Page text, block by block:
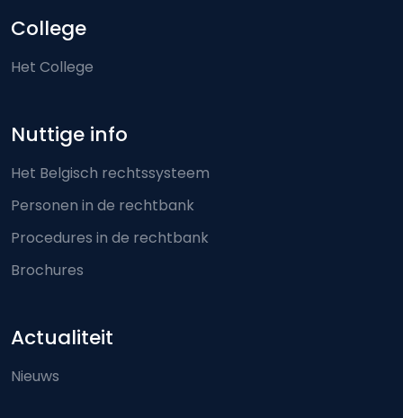
College
Het College
Nuttige info
Het Belgisch rechtssysteem
Personen in de rechtbank
Procedures in de rechtbank
Brochures
Actualiteit
Nieuws